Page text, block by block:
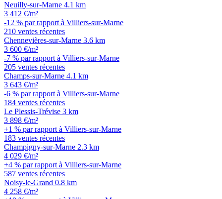
Neuilly-sur-Marne 4.1 km
3 412 €/m²
-12 % par rapport à Villiers-sur-Marne
210 ventes récentes
Chennevières-sur-Marne 3.6 km
3 600 €/m²
-7 % par rapport à Villiers-sur-Marne
205 ventes récentes
Champs-sur-Marne 4.1 km
3 643 €/m²
-6 % par rapport à Villiers-sur-Marne
184 ventes récentes
Le Plessis-Trévise 3 km
3 898 €/m²
+1 % par rapport à Villiers-sur-Marne
183 ventes récentes
Champigny-sur-Marne 2.3 km
4 029 €/m²
+4 % par rapport à Villiers-sur-Marne
587 ventes récentes
Noisy-le-Grand 0.8 km
4 258 €/m²